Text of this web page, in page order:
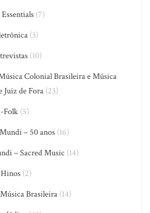
(7)
(3)
(10)
Colonial Brasileira e Música
Juiz de Fora (23)
-Folk(5)
– 50 anos(16)
– Sacred Music (14)
(2)
Brasileira(14)